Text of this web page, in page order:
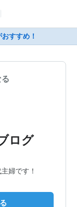
すすめ！
ログ
婦です！